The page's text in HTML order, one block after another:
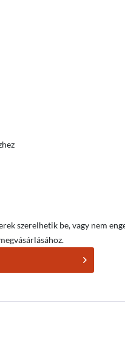
szerelhetik be, vagy nem